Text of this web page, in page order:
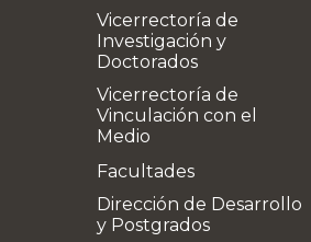
Vicerrectoría de
Investigación y
Doctorados
Vicerrectoría de
Vinculación con el
Medio
Facultades
Dirección de Desarrollo
y Postgrados